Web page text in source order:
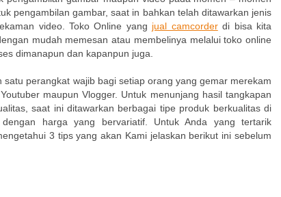
pengambilan gambar, saat in bahkan telah ditawarkan jenis
video. Toko Online yang jual camcorderdi bisa kita
mudah memesan atau membelinya melalui toko online
dimanapun dan kapanpun juga.
perangkat wajib bagi setiap orang yang gemar merekam
maupun Vlogger. Untuk menunjang hasil tangkapan
saat ini ditawarkan berbagai tipe produk berkualitas di
dengan harga yang bervariatif. Untuk Anda yang tertarik
3 tips yang akan Kami jelaskan berikut ini sebelum